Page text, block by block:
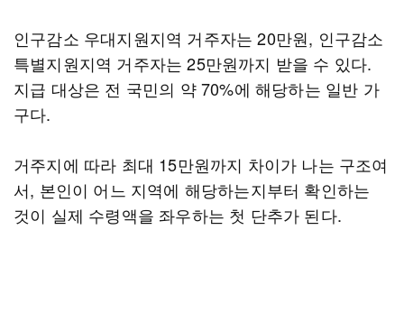
인구감소 우대지원지역 거주자는 20만원, 인구감소
특별지원지역 거주자는 25만원까지 받을 수 있다.
지급 대상은 전 국민의 약 70%에 해당하는 일반 가
구다.
거주지에 따라 최대 15만원까지 차이가 나는 구조여
서, 본인이 어느 지역에 해당하는지부터 확인하는
것이 실제 수령액을 좌우하는 첫 단추가 된다.